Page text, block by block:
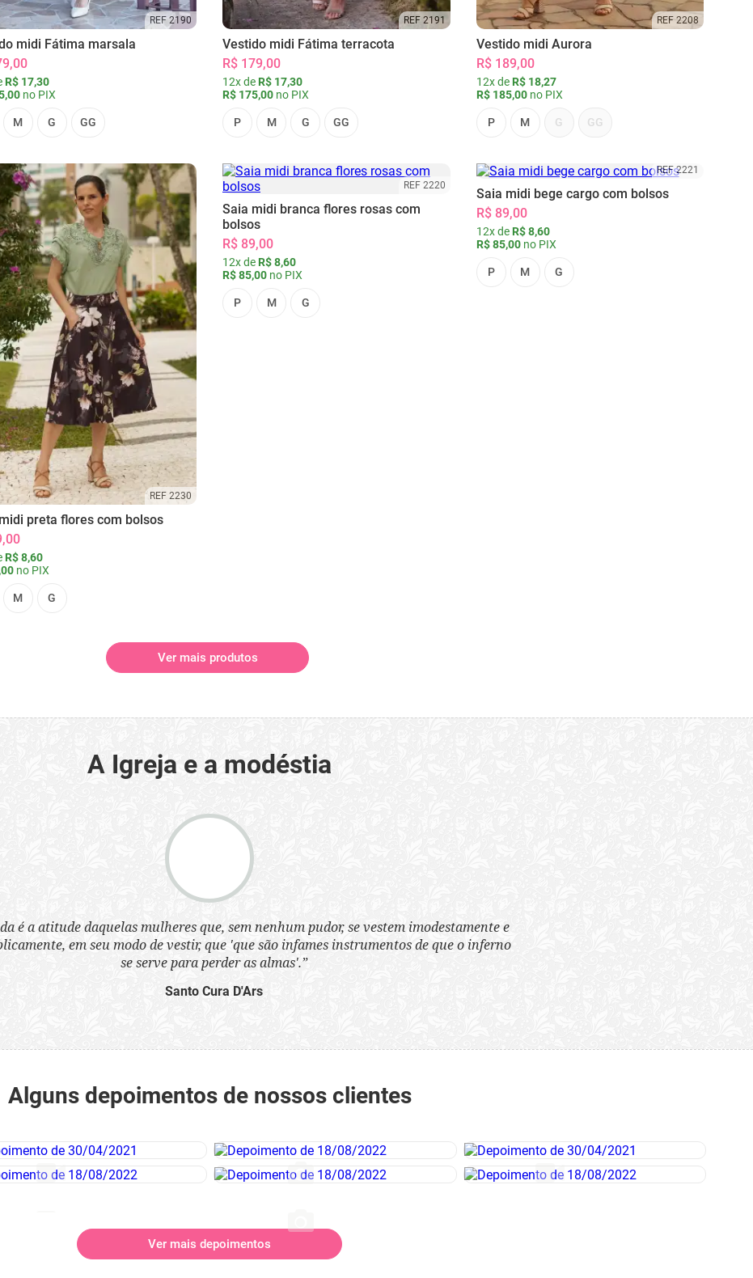
REF 2190
midi Fátima marsala
R$ 17,30
no PIX
M G GG
REF 2191
Vestido midi Fátima terracota
R$ 179,00
12x de R$ 17,30
R$ 175,00 no PIX
P M G GG
REF 2208
Vestido midi Aurora
R$ 189,00
12x de R$ 18,27
R$ 185,00no PIX
P M G GG
REF 2230
preta flores com bolsos
R$ 8,60
no PIX
M G
REF 2220
Saia midi branca flores rosas com
bolsos
R$ 89,00
12x de R$ 8,60
R$ 85,00 no PIX
P M G
REF 2221
Saia midi bege cargo com bolsos
R$ 89,00
12x de R$ 8,60
R$ 85,00no PIX
P M G
Ver mais produtos
A Igreja e a modéstia
é a atitude daquelas mulheres que, sem nenhum pudor, se vestem imodestamente e
em seu modo de vestir, que 'que são infames instrumentos de que o inferno
se serve para perder as almas'.”
Santo Cura D'Ars
Alguns depoimentos de nossos clientes
Ver mais depoimentos